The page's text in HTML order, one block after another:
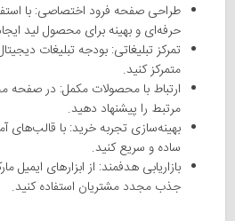
طراحی صفحه فرود اختصاصی: با
حرفه‌ای و بهینه برای محصول لید
تمرکز تبلیغاتی: بودجه تبلیغات
متمرکز کنید.
ارتباط با محصولات مکمل: در صفحه
مرتبط را پیشنهاد دهید.
بهینه‌سازی تجربه خرید: با قالب‌های
ساده و سریع کنید.
بازاریابی هدفمند: از ابزارهای ایمیل
جذب مجدد مشتریان استفاده کنید.